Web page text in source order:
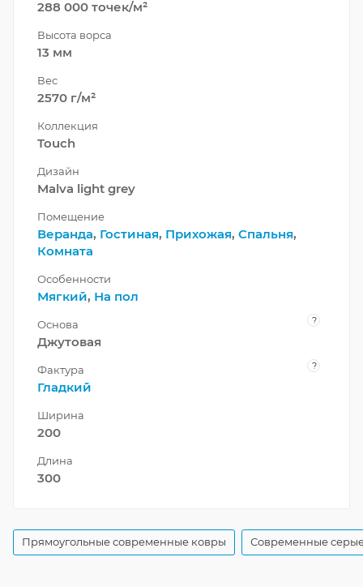
288 000 точек/м²
Высота ворса
13 мм
Вес
2570 г/м²
Коллекция
Touch
Дизайн
Malva light grey
Помещение
Веранда, Гостиная, Прихожая, Спальня,
Комната
Особенности
Мягкий, На пол
Основа ?
Джутовая
Фактура ?
Гладкий
Ширина
200
Длина
300
Прямоугольные современные ковры Современные